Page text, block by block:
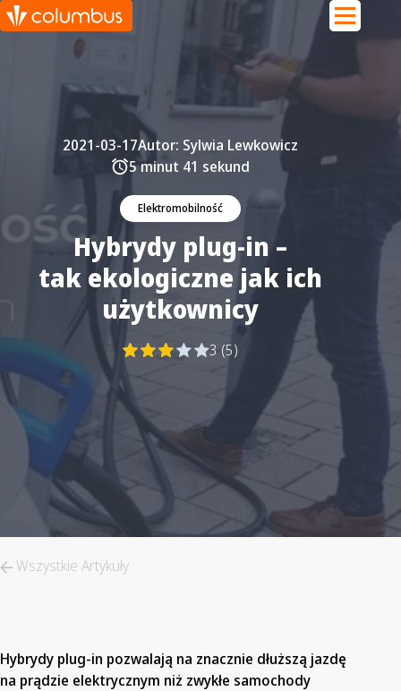
Elektromobilność
2021-03-17Autor: Sylwia Lewkowicz
5 minut 41 sekund
Hybrydy plug-in –
tak ekologiczne jak ich
użytkownicy
3 (5)
Wszystkie Artykuły
Hybrydy plug-in pozwalają na znacznie dłuższą jazdę
na prądzie elektrycznym niż zwykłe samochody